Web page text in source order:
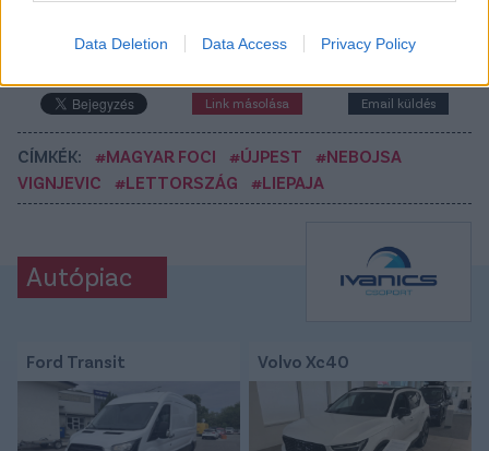
Data Deletion Data Access Privacy Policy
Link másolása Email küldés
CÍMKÉK: #MAGYAR FOCI #ÚJPEST
#NEBOJSA
VIGNJEVIC
#LETTORSZÁG #LIEPAJA
Autópiac
Ford Transit Volvo Xc40